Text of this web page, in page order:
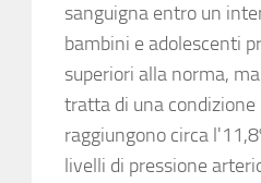
sanguigna entro un
bambini e adolescenti
superiori alla norma,
tratta di una
raggiungono circa
livelli di pressione